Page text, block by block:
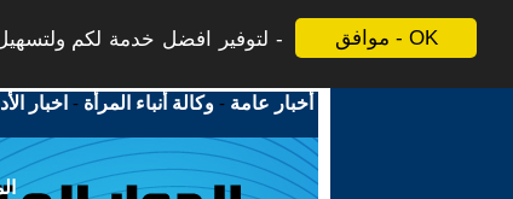
موافق - OK
لتوفير افضل خدمة لكم
أخبار عامة -وكالة أنباء المرأة - اخبار